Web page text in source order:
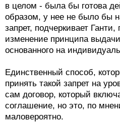
в целом - была бы готова
образом, у нее не было бы
запрет, подчеркивает
изменение принципа
основанного на
Единственный способ,
принять такой запрет на
сам договор, который
соглашение, но это, по
маловероятно.